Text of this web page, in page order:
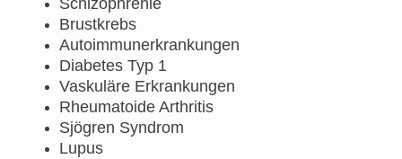
Schizophrenie
Brustkrebs
Autoimmunerkrankungen
Diabetes Typ 1
Vaskuläre Erkrankungen
Rheumatoide Arthritis
Sjögren Syndrom
Lupus